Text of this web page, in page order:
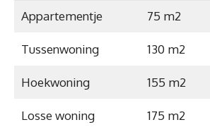
Appartementje 75 m2
Tussenwoning 130 m2
Hoekwoning 155 m2
Losse woning 175 m2